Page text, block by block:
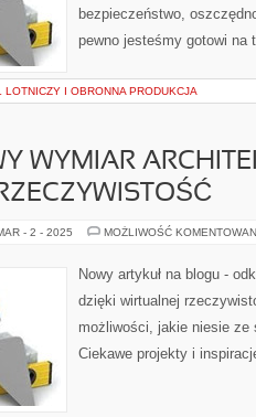
bezpieczeństwo,
pewno jesteśmy gotowi na
LOTNICZY I OBRONNA PRODUKCJA
WYMIAR
- 2 - 2025 MOŻLIWOŚĆ
Nowy artykuł na blogu -
dzięki wirtualnej
możliwości, jakie niesie ze
Ciekawe projekty i